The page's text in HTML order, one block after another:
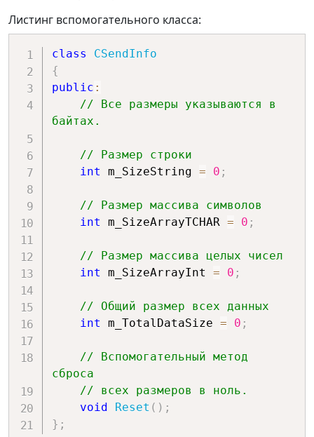
Листинг вспомогательного класса:
class
CSendInfo
{
public :
// Все размеры указываются в
байтах.
// Размер строки
int m_SizeString = 0 ;
// Размер массива символов
int m_SizeArrayTCHAR = 0 ;
// Размер массива целых чисел
int m_SizeArrayInt = 0 ;
// Общий размер всех данных
int m_TotalDataSize = 0 ;
// Вспомогательный метод
сброса
// всех размеров в ноль.
void
Reset ( ) ;
} ;